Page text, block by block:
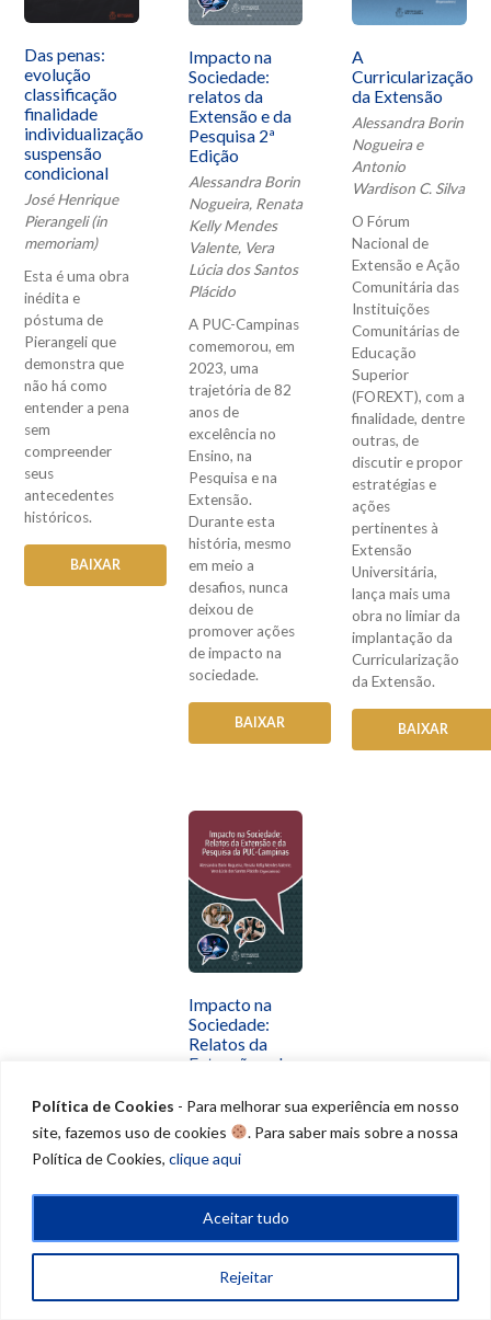
Política de Cookies - Para melhorar sua experiência em nosso
site, fazemos uso de cookies
. Para saber mais sobre a nossa
Política de Cookies, clique aqui
Rejeitar
Aceitar tudo
Das penas:
evolução
classificação
finalidade
individualização
suspensão
condicional
José Henrique
Pierangeli (in
memoriam)
Esta é uma obra
inédita e
póstuma de
Pierangeli que
demonstra que
não há como
entender a pena
sem
compreender
seus
antecedentes
históricos.
BAIXAR
Impacto na
Sociedade:
relatos da
Extensão e da
Pesquisa 2ª
Edição
Alessandra Borin
Nogueira, Renata
Kelly Mendes
Valente, Vera
Lúcia dos Santos
Plácido
A PUC-Campinas
comemorou, em
2023, uma
trajetória de 82
anos de
excelência no
Ensino, na
Pesquisa e na
Extensão.
Durante esta
história, mesmo
em meio a
desafios, nunca
deixou de
promover ações
de impacto na
sociedade.
BAIXAR
A
Curricularização
da Extensão
Alessandra Borin
Nogueira e
Antonio
Wardison C. Silva
O Fórum
Nacional de
Extensão e Ação
Comunitária das
Instituições
Comunitárias de
Educação
Superior
(FOREXT), com a
finalidade, dentre
outras, de
discutir e propor
estratégias e
ações
pertinentes à
Extensão
Universitária,
lança mais uma
obra no limiar da
implantação da
Curricularização
da Extensão.
BAIXAR
Impacto na
Sociedade:
Relatos da
Extensão e da
PUC-
Campinas
A PUC-Campinas
trajetória de 82
anos de
excelência no